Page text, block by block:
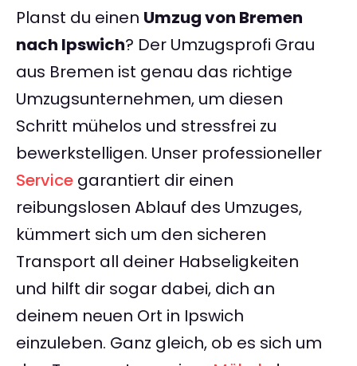
Planst du einen Umzug von Bremen
nach Ipswich? Der Umzugsprofi Grau
aus Bremen ist genau das richtige
Umzugsunternehmen, um diesen
Schritt mühelos und stressfrei zu
bewerkstelligen. Unser professioneller
Service garantiert dir einen
reibungslosen Ablauf des Umzuges,
kümmert sich um den sicheren
Transport all deiner Habseligkeiten
und hilft dir sogar dabei, dich an
deinem neuen Ort in Ipswich
einzuleben. Ganz gleich, ob es sich um